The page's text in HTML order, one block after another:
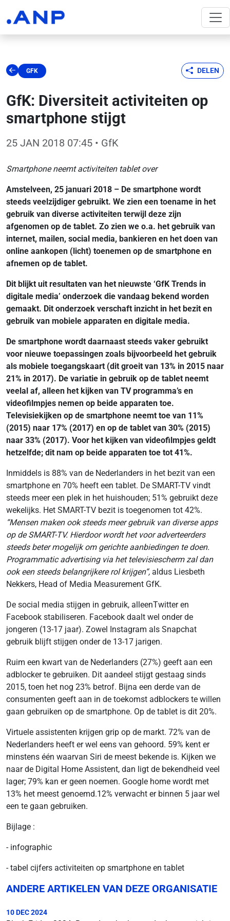
GFK DELEN
GfK: Diversiteit activiteiten op
smartphone stijgt
25 JAN 2018 07:45 • GfK
Smartphone neemt activiteiten tablet over
Amstelveen, 25 januari 2018 – De smartphone wordt
steeds veelzijdiger gebruikt. We zien een toename in het
gebruik van diverse activiteiten terwijl deze zijn
afgenomen op de tablet. Zo zien we o.a. het gebruik van
internet, mailen, social media, bankieren en het doen van
online aankopen (licht) toenemen op de smartphone en
afnemen op de tablet.
Dit blijkt uit resultaten van het nieuwste ‘GfK Trends in
digitale media’ onderzoek die vandaag bekend worden
gemaakt. Dit onderzoek verschaft inzicht in het bezit en
gebruik van mobiele apparaten en digitale media.
De smartphone wordt daarnaast steeds vaker gebruikt
voor nieuwe toepassingen zoals bijvoorbeeld het gebruik
als mobiele toegangskaart (dit groeit van 13% in 2015 naar
21% in 2017). De variatie in gebruik op de tablet neemt
veelal af, alleen het kijken van TV programma’s en
videofilmpjes nemen op beide apparaten toe.
Televisiekijken op de smartphone neemt toe van 11%
(2015) naar 17% (2017) en op de tablet van 30% (2015)
naar 33% (2017). Voor het kijken van videofilmpjes geldt
hetzelfde; dit nam op beide apparaten toe tot 41%.
Inmiddels is 88% van de Nederlanders in het bezit van een
smartphone en 70% heeft een tablet. De SMART-TV vindt
steeds meer een plek in het huishouden; 51% gebruikt deze
wekelijks. Het SMART-TV bezit is toegenomen tot 42%.
“Mensen maken ook steeds meer gebruik van diverse apps
op de SMART-TV. Hierdoor wordt het voor adverteerders
steeds beter mogelijk om gerichte aanbiedingen te doen.
Programmatic advertising via het televisiescherm zal dan
ook een steeds belangrijkere rol krijgen“, aldus Liesbeth
Nekkers, Head of Media Measurement GfK.
De social media stijgen in gebruik, alleenTwitter en
Facebook stabiliseren. Facebook daalt wel onder de
jongeren (13-17 jaar). Zowel Instagram als Snapchat
gebruik blijft stijgen onder de 13-17 jarigen.
Ruim een kwart van de Nederlanders (27%) geeft aan een
adblocker te gebruiken. Dit aandeel stijgt gestaag sinds
2015, toen het nog 23% betrof. Bijna een derde van de
consumenten geeft aan in de toekomst adblockers te willen
gaan gebruiken op de smartphone. Op de tablet is dit 20%.
Virtuele assistenten krijgen grip op de markt. 72% van de
Nederlanders heeft er wel eens van gehoord. 59% kent er
minstens één waarvan Siri de meest bekende is. Kijken we
naar de Digital Home Assistent, dan ligt de bekendheid veel
lager; 79% kan er geen noemen. Google home wordt met
13% het meest genoemd.12% verwacht er binnen 5 jaar wel
een te gaan gebruiken.
Bijlage :
- infographic
- tabel cijfers activiteiten op smartphone en tablet
ANDERE ARTIKELEN VAN DEZE ORGANISATIE
10 DEC 2024